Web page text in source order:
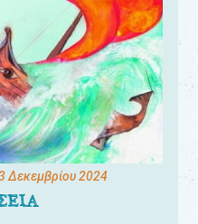
Δεκεμβρίου 2024